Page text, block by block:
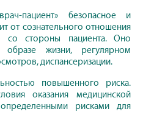
пациент» безопасное и
от сознательного отношения
со стороны пациента. Оно
жизни, регулярном
диспансеризации.
повышенного риска.
оказания медицинской
рисками для